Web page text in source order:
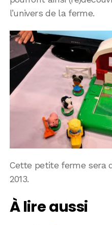
l’univers de la ferme.
Cette petite ferme sera
2013.
À lire aussi